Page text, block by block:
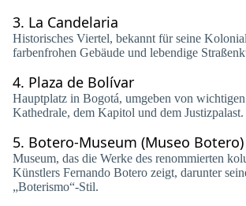
3. La Candelaria
Historisches Viertel, bekannt für seine
farbenfrohen Gebäude und lebendige
4. Plaza de Bolívar
Hauptplatz in Bogotá, umgeben von
Kathedrale, dem Kapitol und dem Justizpalast.
5. Botero-Museum (Museo Botero)
Museum, das die Werke des renommierten
Künstlers Fernando Botero zeigt, darunter
„Boterismo“-Stil.